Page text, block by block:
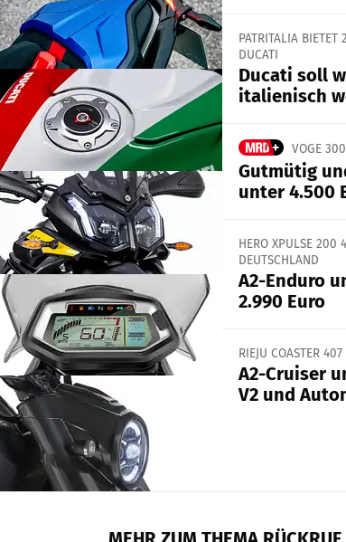
PATRITALIA
DUCATI
Ducati soll
italienisch
VOGE
Gutmütig
unter 4.500
HERO XPULSE 200
DEUTSCHLAND
A2-Enduro
2.990 Euro
RIEJU COASTER 407
A2-Cruiser
V2 und